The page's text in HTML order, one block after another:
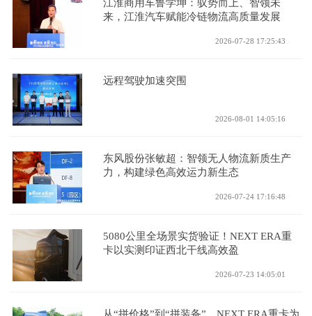
江淮商用车鲁学坤：驭势而上、智领未
来，江淮汽车赋能冷链物流高质量发展
2026-07-28 17:25:43
远程驾驶加速突围
2026-08-01 14:05:16
东风股份张敏超：智领无人物流新质生产
力，构建绿色高效运力新生态
2026-07-24 17:16:48
5080公里全场景实货验证！NEXT ERA重
卡以实测印证西北干线高效盈
2026-07-23 14:05:01